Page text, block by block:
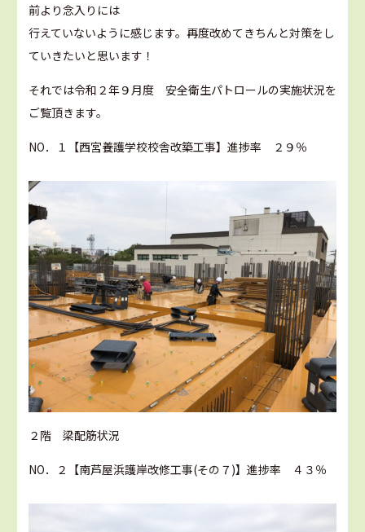
前より念入りには
行えていないように感じます。再度改めてきちんと対策をし
ていきたいと思います！
それでは令和２年９月度 安全衛生パトロールの実施状況を
ご覧頂きます。
NO．１【西宮養護学校校舎改築工事】進捗率 ２９％
２階 梁配筋状況
NO．２【南芦屋浜護岸改修工事(その７)】進捗率 ４３％